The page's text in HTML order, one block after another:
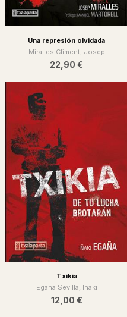
Una represión olvidada
Miralles Climent, Josep
22,90 €
Txikia
Egaña Sevilla, Iñaki
12,00 €